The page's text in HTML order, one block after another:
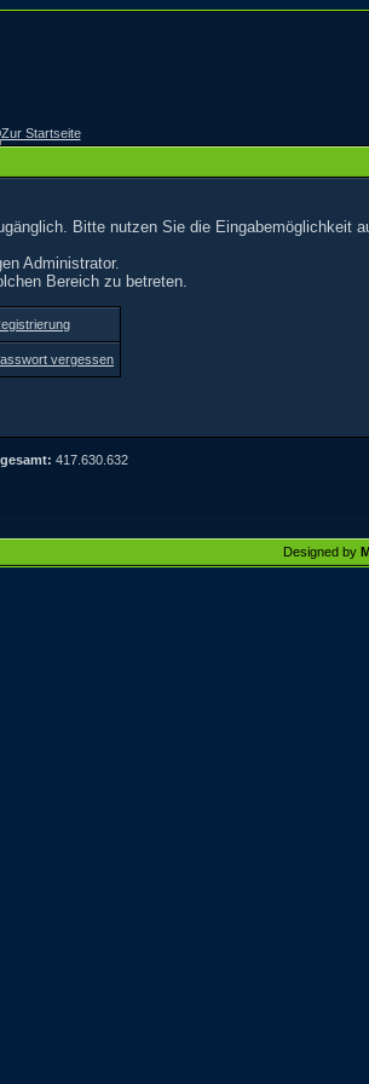
Bitte nutzen Sie die Eingabemöglichkeit
Administrator.
Bereich zu betreten.
vergessen
417.630.632
Designed by